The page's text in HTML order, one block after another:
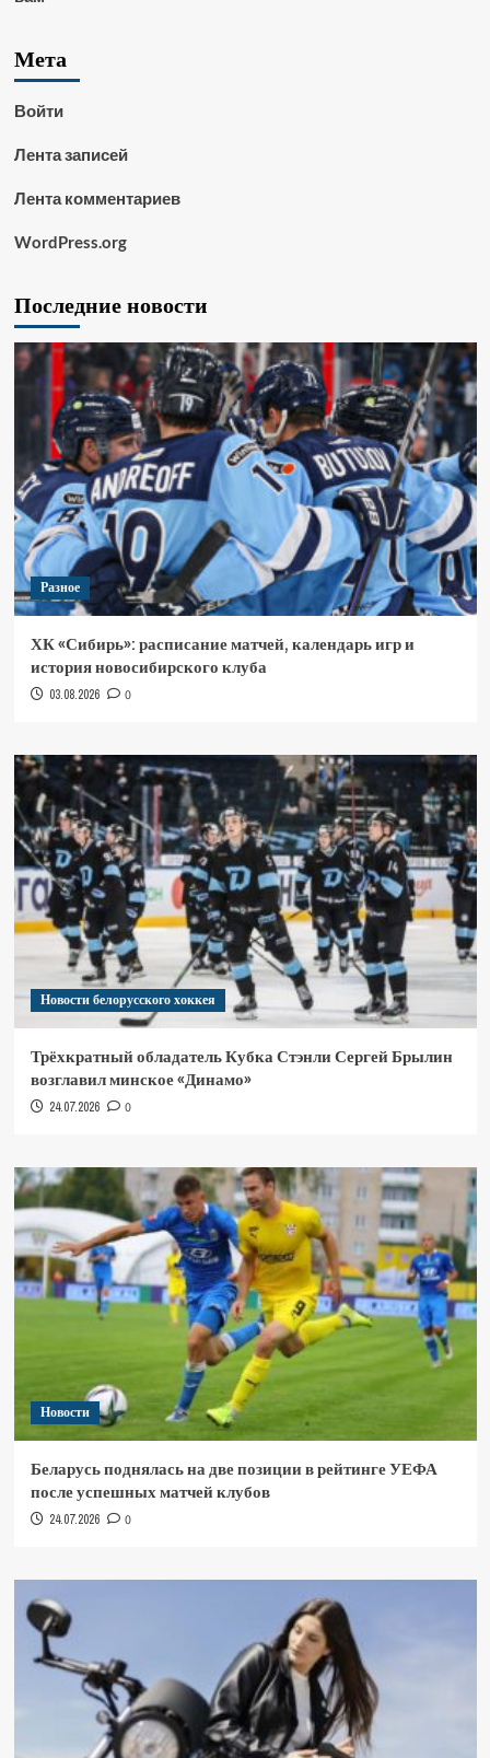
Мета
Войти
Лента записей
Лента комментариев
WordPress.org
Последние новости
Разное
ХК «Сибирь»: расписание матчей, календарь игр и
история новосибирского клуба
03.08.2026 0
Новости белорусского хоккея
Трёхкратный обладатель Кубка Стэнли Сергей Брылин
возглавил минское «Динамо»
24.07.2026 0
Новости
Беларусь поднялась на две позиции в рейтинге УЕФА
после успешных матчей клубов
24.07.2026 0